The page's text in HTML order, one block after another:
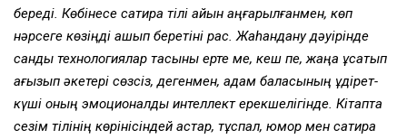
береді. Көбінесе сатира тілі айқын аңғарылғанмен, көп
нәрсеге көзіңді ашып беретіні рас. Жаһандану дәуірінде
сандық технологиялар тасқыны ерте ме, кеш пе, жаңқа құсатып
ағызып әкетері сөзсіз, дегенмен, адам баласының құдірет-
күші оның эмоционалды интеллект ерекшелігінде. Кітапта
сезім тілінің көрінісіндей астар, тұспал, юмор мен сатира